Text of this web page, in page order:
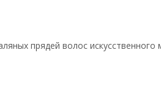
прядей волос искусственного